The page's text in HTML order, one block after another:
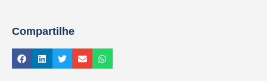
Compartilhe